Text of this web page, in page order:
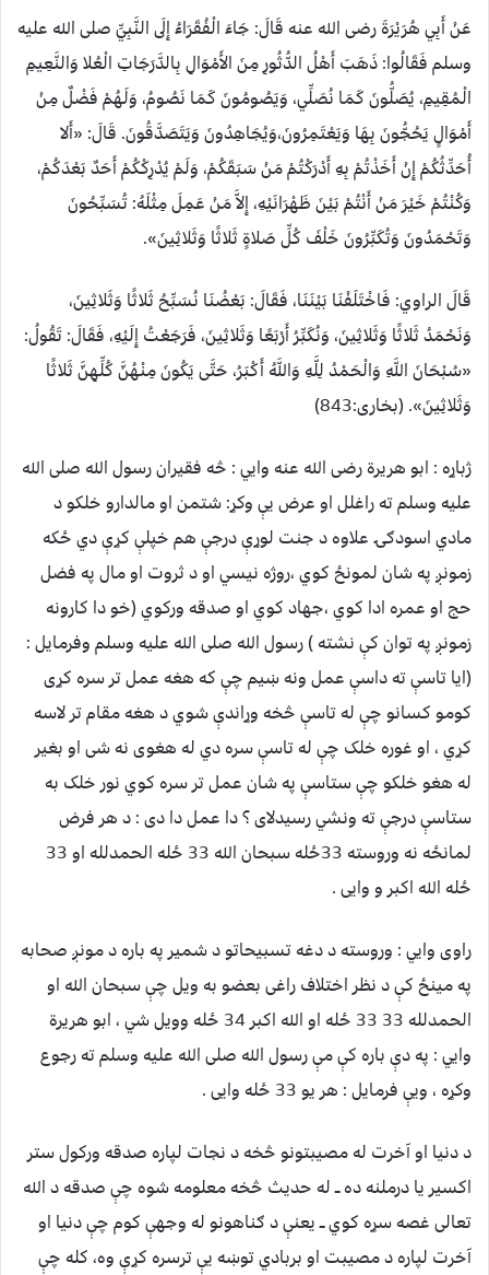
عَنْ أَبِي هُرَيْرَةَ رضی الله عنه قَالَ: جَاءَ الْفُقَرَاءُ إِلَى النَّبِيِّ صلی الله عليه
وسلم فَقَالُوا: ذَهَبَ أَهْلُ الدُّثُورِ مِنَ الأَمْوَالِ بِالدَّرَجَاتِ الْعُلا وَالنَّعِيمِ
الْمُقِيمِ، يُصَلُّونَ كَمَا نُصَلِّي، وَيَصُومُونَ كَمَا نَصُومُ، وَلَهُمْ فَضْلٌ مِنْ
أَمْوَالٍ يَحُجُّونَ بِهَا وَيَعْتَمِرُونَ،وَيُجَاهِدُونَ وَيَتَصَدَّقُونَ. قَالَ: «أَلا
أُحَدِّثُكُمْ إِنْ أَخَذْتُمْ بِهِ أَدْرَكْتُمْ مَنْ سَبَقَكُمْ، وَلَمْ يُدْرِكْكُمْ أَحَدٌ بَعْدَكُمْ،
وَكُنْتُمْ خَيْرَ مَنْ أَنْتُمْ بَيْنَ ظَهْرَانَيْهِ، إِلاَّ مَنْ عَمِلَ مِثْلَهُ: تُسَبِّحُونَ
وَتَحْمَدُونَ وَتُكَبِّرُونَ خَلْفَ كُلِّ صَلاةٍ ثَلاثًا وَثَلاثِينَ».
قَالَ الراوي: فَاخْتَلَفْنَا بَيْنَنَا، فَقَالَ: بَعْضُنَا نُسَبِّحُ ثَلاثًا وَثَلاثِينَ،
وَنَحْمَدُ ثَلاثًا وَثَلاثِينَ، وَنُكَبِّرُ أَرْبَعًا وَثَلاثِينَ، فَرَجَعْتُ إِلَيْهِ، فَقَالَ: تَقُولُ:
«سُبْحَانَ اللَّهِ وَالْحَمْدُ لِلَّهِ وَاللَّهُ أَكْبَرُ، حَتَّى يَكُونَ مِنْهُنَّ كُلِّهِنَّ ثَلاثًا
وَثَلاثِينَ». (بخارى:843)
ژباړه : ابو هريرة رضی الله عنه وايي : څه فقيران رسول الله صلی الله
عليه وسلم ته راغلل او عرض يې وکړ: شتمن او مالدارو خلکو د
مادي اسودګۍ علاوه د جنت لوړې درجې هم خپلې کړې دي ځکه
زمونږ په شان لمونځ کوي ،روژه نيسي او د ثروت او مال په فضل
حج او عمره ادا کوي ،جهاد کوي او صدقه ورکوي (خو دا کارونه
زمونږ په توان کې نشته ) رسول الله صلی الله عليه وسلم وفرمايل :
(ايا تاسې ته داسې عمل ونه ښيم چې که هغه عمل تر سره کړی
کومو کسانو چې له تاسې څخه وړاندې شوي د هغه مقام تر لاسه
کړي ، او غوره خلک چې له تاسې سره دي له هغوی نه شی او بغير
له هغو خلکو چې ستاسې په شان عمل تر سره کوي نور خلک به
ستاسې درجې ته ونشي رسيدلای ؟ دا عمل دا دی : د هر فرض
لمانځه نه وروسته 33ځله سبحان الله 33 ځله الحمدلله او 33
ځله الله اکبر و وايی .
راوی وايي : وروسته د دغه تسبيحاتو د شمير په باره د مونږ صحابه
په مينځ کې د نظر اختلاف راغی بعضو به ويل چې سبحان الله او
الحمدلله 33 33 ځله او الله اکبر 34 ځله وويل شي ، ابو هريرة
وايي : په دې باره کې مې رسول الله صلی الله عليه وسلم ته رجوع
وکړه ، ويې فرمايل : هر يو 33 ځله وايی .
د دنیا او آخرت له مصیبتونو څخه د نجات لپاره صدقه ورکول ستر
اکسیر یا درملنه ده ــ له حدیث څخه معلومه شوه چې صدقه د الله
تعالی غصه سړه کوي ــ یعنې د ګناهونو له وجهې کوم چې دنیا او
آخرت لپاره د مصیبت او بربادي توښه یې ترسره کړې وه، کله چې